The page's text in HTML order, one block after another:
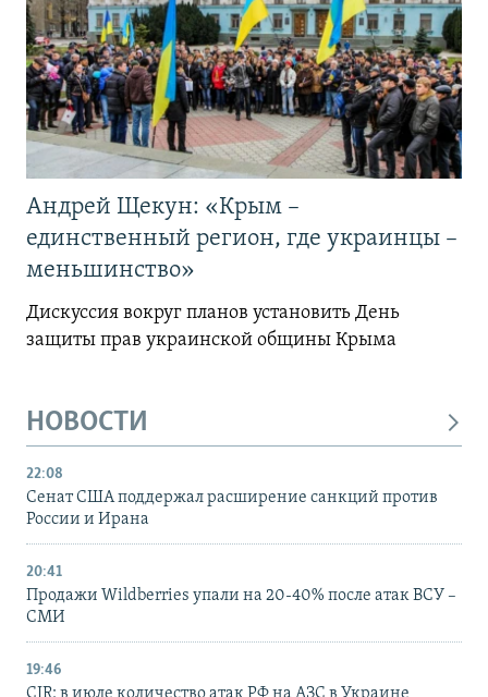
Андрей Щекун: «Крым –
единственный регион, где украинцы –
меньшинство»
Дискуссия вокруг планов установить День
защиты прав украинской общины Крыма
НОВОСТИ
22:08
Сенат США поддержал расширение санкций против
России и Ирана
20:41
Продажи Wildberries упали на 20-40% после атак ВСУ –
СМИ
19:46